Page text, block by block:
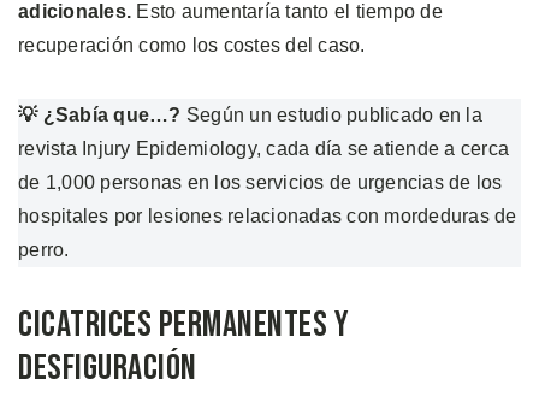
adicionales. Esto aumentaría tanto el tiempo de
recuperación como los costes del caso.
💡 ¿Sabía que…? Según un estudio publicado en la
revista Injury Epidemiology, cada día se atiende a cerca
de 1,000 personas en los servicios de urgencias de los
hospitales por lesiones relacionadas con mordeduras de
perro.
Cicatrices Permanentes y
Desfiguración